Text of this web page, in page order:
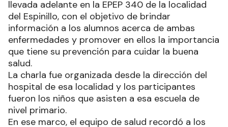
llevada adelante en la EPEP 340 de la localidad
del Espinillo, con el objetivo de brindar
información a los alumnos acerca de ambas
enfermedades y promover en ellos la importancia
que tiene su prevención para cuidar la buena
salud.
La charla fue organizada desde la dirección del
hospital de esa localidad y los participantes
fueron los niños que asisten a esa escuela de
nivel primario.
En ese marco, el equipo de salud recordó a los